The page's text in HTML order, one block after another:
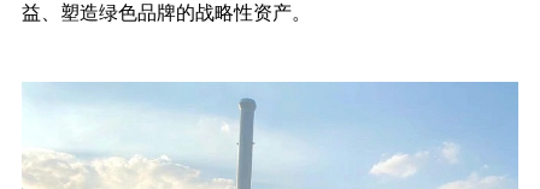
益、塑造绿色品牌的战略性资产。